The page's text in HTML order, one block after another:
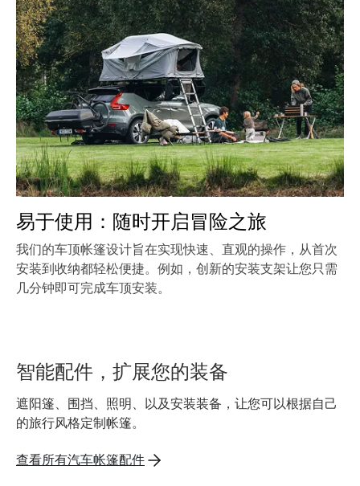
易于使用：随时开启冒险之旅
我们的车顶帐篷设计旨在实现快速、直观的操作，从首次
安装到收纳都轻松便捷。例如，创新的安装支架让您只需
几分钟即可完成车顶安装。
智能配件，扩展您的装备
遮阳篷、围挡、照明、以及安装装备，让您可以根据自己
的旅行风格定制帐篷。
查看所有汽车帐篷配件